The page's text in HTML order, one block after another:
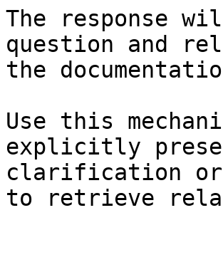
The response
question and
the
Use this
explicitly
clarification or